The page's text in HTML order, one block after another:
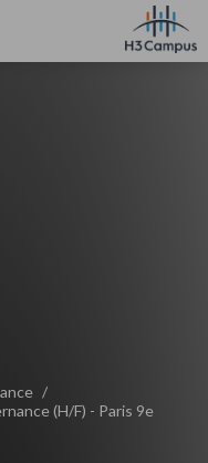
(H/F) - Paris 9e